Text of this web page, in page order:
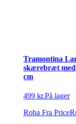
Tramontina
skærebræt med
cm
499 kr.På lager
Roba Fra